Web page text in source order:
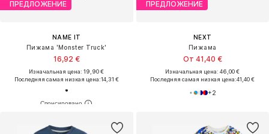
ПРЕДЛОЖЕНИЕ
NAME IT
Пижама 'Monster Truck'
16,92 €
Изначальная цена: 19,90 €
Последняя самая низкая цена:14,31 €
ПРЕДЛОЖЕНИЕ
NEXT
Пижама
От 41,40 €
Изначальная цена: 46,00 €
Последняя самая низкая цена:41,40 €
+2